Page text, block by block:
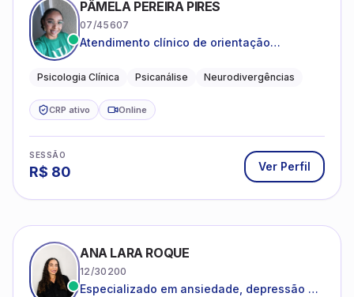
PÂMELA PEREIRA PIRES
07/45607
Atendimento clínico de orientação
crianças neurotípicas
Psicologia Clínica Psicanálise Neurodivergências
CRP ativo Online
SESSÃO
R$ 80 Ver Perfil
ANA LARA ROQUE
12/30200
Especializado em ansiedade, depressão e